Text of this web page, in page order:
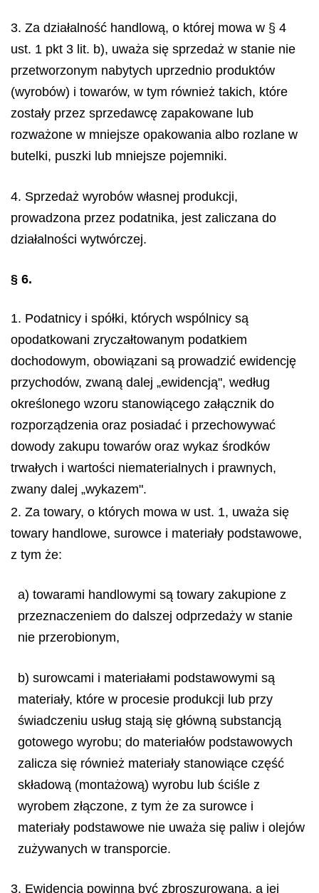
3. Za działalność handlową, o której mowa w § 4
ust. 1 pkt 3 lit. b), uważa się sprzedaż w stanie nie
przetworzonym nabytych uprzednio produktów
(wyrobów) i towarów, w tym również takich, które
zostały przez sprzedawcę zapakowane lub
rozważone w mniejsze opakowania albo rozlane w
butelki, puszki lub mniejsze pojemniki.
4. Sprzedaż wyrobów własnej produkcji,
prowadzona przez podatnika, jest zaliczana do
działalności wytwórczej.
§ 6.
1. Podatnicy i spółki, których wspólnicy są
opodatkowani zryczałtowanym podatkiem
dochodowym, obowiązani są prowadzić ewidencję
przychodów, zwaną dalej „ewidencją", według
określonego wzoru stanowiącego załącznik do
rozporządzenia oraz posiadać i przechowywać
dowody zakupu towarów oraz wykaz środków
trwałych i wartości niematerialnych i prawnych,
zwany dalej „wykazem".
2. Za towary, o których mowa w ust. 1, uważa się
towary handlowe, surowce i materiały podstawowe,
z tym że:
a) towarami handlowymi są towary zakupione z
przeznaczeniem do dalszej odprzedaży w stanie
nie przerobionym,
b) surowcami i materiałami podstawowymi są
materiały, które w procesie produkcji lub przy
świadczeniu usług stają się główną substancją
gotowego wyrobu; do materiałów podstawowych
zalicza się również materiały stanowiące część
składową (montażową) wyrobu lub ściśle z
wyrobem złączone, z tym że za surowce i
materiały podstawowe nie uważa się paliw i olejów
zużywanych w transporcie.
3. Ewidencja powinna być zbroszurowana, a jej